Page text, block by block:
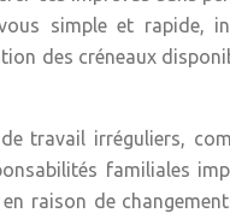
simple et rapide,
des créneaux
travail irréguliers,
familiales
raison de